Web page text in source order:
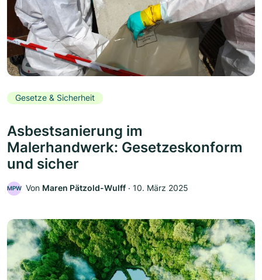
Gesetze & Sicherheit
Asbestsanierung im
Malerhandwerk: Gesetzeskonform
und sicher
MPW Von Maren Pätzold-Wulff ‧ 10. März 2025